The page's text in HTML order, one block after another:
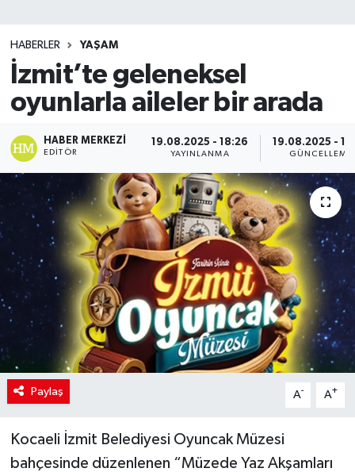
HABERLER YAŞAM
İzmit’te geleneksel
oyunlarla aileler bir arada
HABER MERKEZI
EDITÖR
19.08.2025 - 18:26
YAYINLANMA
19.08.2025 -
GÜNCELLEME
Paylaş A- A+
Kocaeli İzmit Belediyesi Oyuncak Müzesi
bahçesinde düzenlenen “Müzede Yaz Akşamları
Teknoloji
TRABZON
TRABZONSPOR
Yaşam